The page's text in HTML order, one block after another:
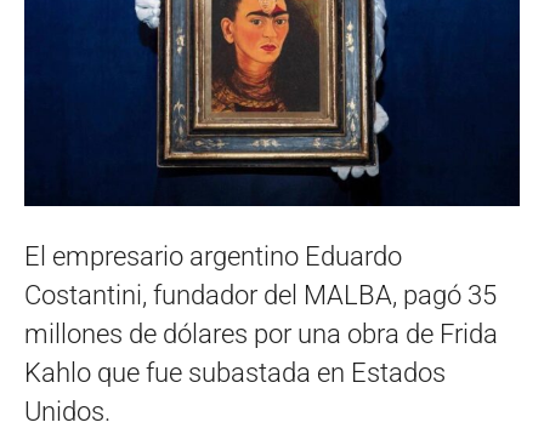
El empresario argentino Eduardo
Costantini, fundador del MALBA, pagó 35
millones de dólares por una obra de Frida
Kahlo que fue subastada en Estados
Unidos.